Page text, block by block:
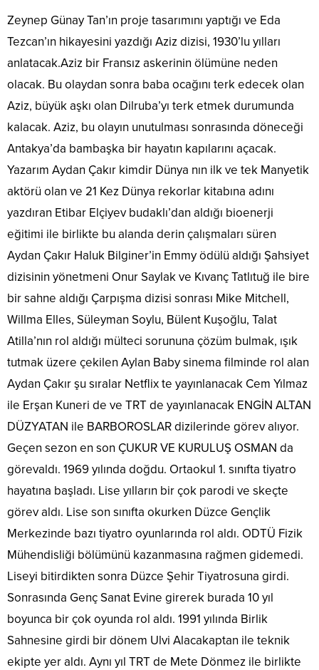
Zeynep Günay Tan’ın proje tasarımını yaptığı ve Eda
Tezcan’ın hikayesini yazdığı Aziz dizisi, 1930’lu yılları
anlatacak.Aziz bir Fransız askerinin ölümüne neden
olacak. Bu olaydan sonra baba ocağını terk edecek olan
Aziz, büyük aşkı olan Dilruba’yı terk etmek durumunda
kalacak. Aziz, bu olayın unutulması sonrasında döneceği
Antakya’da bambaşka bir hayatın kapılarını açacak.
Yazarım Aydan Çakır kimdir Dünya nın ilk ve tek Manyetik
aktörü olan ve 21 Kez Dünya rekorlar kitabına adını
yazdıran Etibar Elçiyev budaklı’dan aldığı bioenerji
eğitimi ile birlikte bu alanda derin çalışmaları süren
Aydan Çakır Haluk Bilginer’in Emmy ödülü aldığı Şahsiyet
dizisinin yönetmeni Onur Saylak ve Kıvanç Tatlıtuğ ile bire
bir sahne aldığı Çarpışma dizisi sonrası Mike Mitchell,
Willma Elles, Süleyman Soylu, Bülent Kuşoğlu, Talat
Atilla’nın rol aldığı mülteci sorununa çözüm bulmak, ışık
tutmak üzere çekilen Aylan Baby sinema filminde rol alan
Aydan Çakır şu sıralar Netflix te yayınlanacak Cem Yılmaz
ile Erşan Kuneri de ve TRT de yayınlanacak ENGİN ALTAN
DÜZYATAN ile BARBOROSLAR dizilerinde görev alıyor.
Geçen sezon en son ÇUKUR VE KURULUŞ OSMAN da
görevaldı. 1969 yılında doğdu. Ortaokul 1. sınıfta tiyatro
hayatına başladı. Lise yılların bir çok parodi ve skeçte
görev aldı. Lise son sınıfta okurken Düzce Gençlik
Merkezinde bazı tiyatro oyunlarında rol aldı. ODTÜ Fizik
Mühendisliği bölümünü kazanmasına rağmen gidemedi.
Liseyi bitirdikten sonra Düzce Şehir Tiyatrosuna girdi.
Sonrasında Genç Sanat Evine girerek burada 10 yıl
boyunca bir çok oyunda rol aldı. 1991 yılında Birlik
Sahnesine girdi bir dönem Ulvi Alacakaptan ile teknik
ekipte yer aldı. Aynı yıl TRT de Mete Dönmez ile birlikte